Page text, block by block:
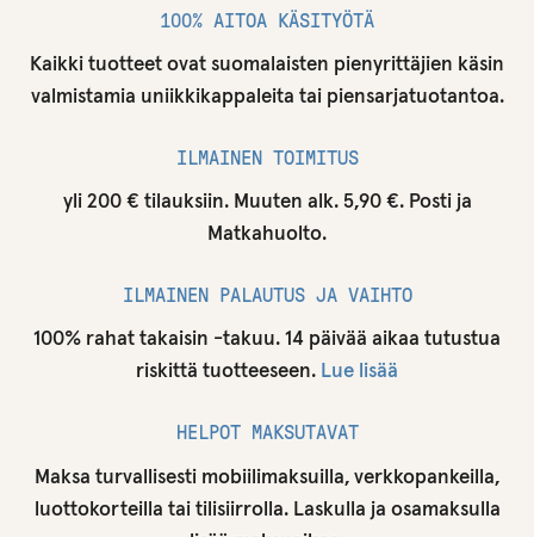
100% AITOA KÄSITYÖTÄ
Kaikki tuotteet ovat suomalaisten pienyrittäjien käsin
valmistamia uniikkikappaleita tai piensarjatuotantoa.
ILMAINEN TOIMITUS
yli 200 € tilauksiin. Muuten alk. 5,90 €. Posti ja
Matkahuolto.
ILMAINEN PALAUTUS JA VAIHTO
100% rahat takaisin -takuu. 14 päivää aikaa tutustua
riskittä tuotteeseen. Lue lisää
HELPOT MAKSUTAVAT
Maksa turvallisesti mobiilimaksuilla, verkkopankeilla,
luottokorteilla tai tilisiirrolla. Laskulla ja osamaksulla